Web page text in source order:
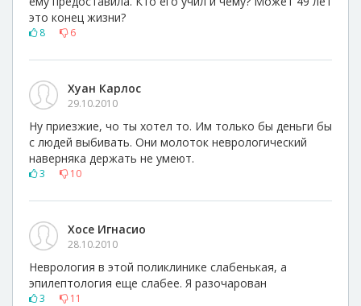
это конец жизни?
8 6
Хуан Карлос
29.10.2010
Ну приезжие, чо ты хотел то. Им только бы деньги бы
с людей выбивать. Они молоток неврологический
наверняка держать не умеют.
3 10
Хосе Игнасио
28.10.2010
Неврология в этой поликлинике слабенькая, а
эпилептология еще слабее. Я разочарован
3 11